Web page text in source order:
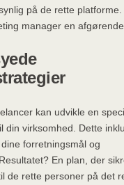
på de rette platforme.
manager en afgørende
kan udvikle en
din virksomhed. Dette
forretningsmål og
En plan, der
de rette personer på det